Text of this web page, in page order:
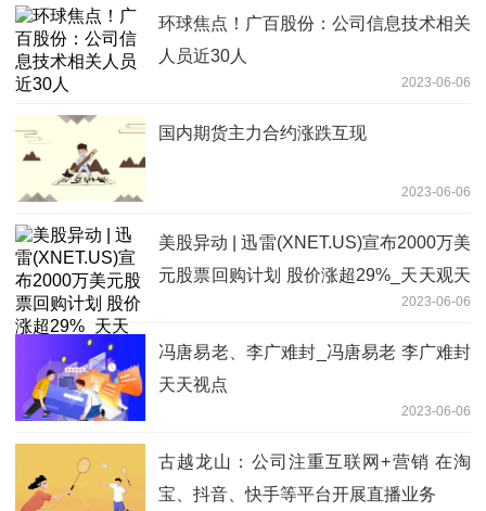
环球焦点！广百股份：公司信息技术相关
人员近30人
2023-06-06
国内期货主力合约涨跌互现
2023-06-06
美股异动 | 迅雷(XNET.US)宣布2000万美
元股票回购计划 股价涨超29%_天天观天
2023-06-06
冯唐易老、李广难封_冯唐易老 李广难封
天天视点
2023-06-06
古越龙山：公司注重互联网+营销 在淘
宝、抖音、快手等平台开展直播业务